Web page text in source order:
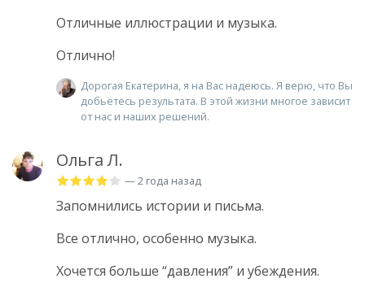
Отличные иллюстрации и музыка.
Отлично!
Дорогая Екатерина, я на Вас надеюсь. Я верю, что Вы
добьётесь результата. В этой жизни многое зависит
от нас и наших решений.
Ольга Л.
— 2 года назад
Запомнились истории и письма.
Все отлично, особенно музыка.
Хочется больше “давления” и убеждения.